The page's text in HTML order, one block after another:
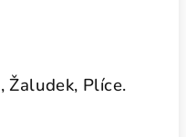
Žaludek, Plíce.